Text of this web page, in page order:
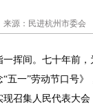
源：民进杭州市委会
间。七十年前，
“五一”劳动节口号
召集人民代表大